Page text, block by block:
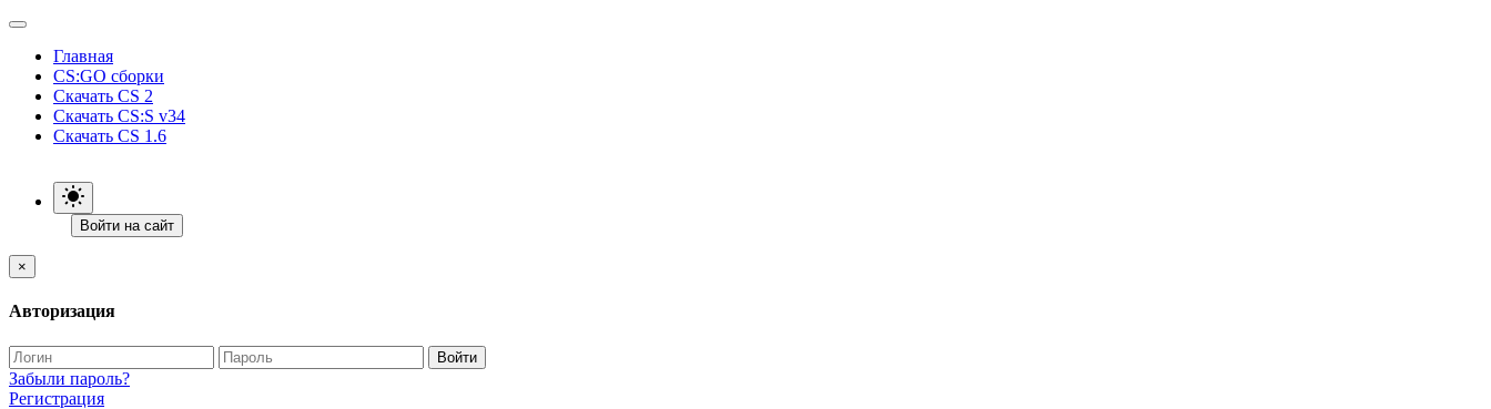
Главная
CS:GO сборки
Скачать CS 2
Скачать CS:S v34
Скачать CS 1.6
Войти на сайт
×
Авторизация
Войти
Забыли пароль?
Регистрация